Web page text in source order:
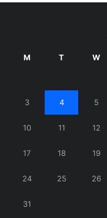
M T W
3 4 5
10 11 12
17 18 19
24 25 26
31